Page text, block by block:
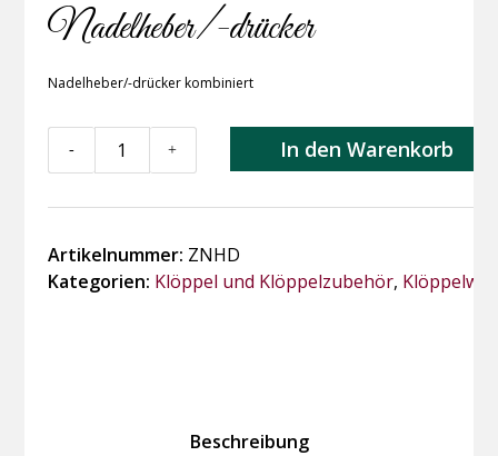
Nadelheber/-drücker
Nadelheber/-drücker kombiniert
Nadelheber/-
drücker
- + In den Warenkorb
Artikelnummer: ZNHD
Kategorien: Klöppel und Klöppelzubehör,
Beschreibung